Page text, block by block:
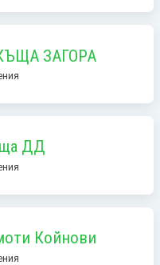
ЗАГОРА
ДД
Койнови